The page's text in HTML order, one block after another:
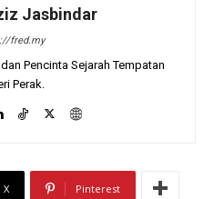
Jasbindar
fred.my
Pencinta Sejarah Tempatan
Perak.
X Pinterest